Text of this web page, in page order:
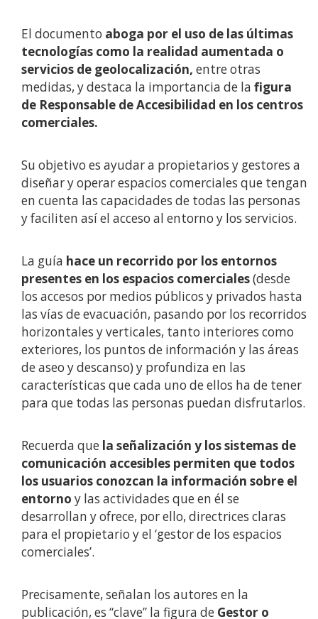
El documento aboga por el uso de las últimas
tecnologías como la realidad aumentada o
servicios de geolocalización, entre otras
medidas, y destaca la importancia de la figura
de Responsable de Accesibilidad en los centros
comerciales.
Su objetivo es ayudar a propietarios y gestores a
diseñar y operar espacios comerciales que tengan
en cuenta las capacidades de todas las personas
y faciliten así el acceso al entorno y los servicios.
La guía hace un recorrido por los entornos
presentes en los espacios comerciales(desde
los accesos por medios públicos y privados hasta
las vías de evacuación, pasando por los recorridos
horizontales y verticales, tanto interiores como
exteriores, los puntos de información y las áreas
de aseo y descanso) y profundiza en las
características que cada uno de ellos ha de tener
para que todas las personas puedan disfrutarlos.
Recuerda que la señalización y los sistemas de
comunicación accesibles permiten que todos
los usuarios conozcan la información sobre el
entorno y las actividades que en él se
desarrollan y ofrece, por ello, directrices claras
para el propietario y el ‘gestor de los espacios
comerciales’.
Precisamente, señalan los autores en la
publicación, es “clave” la figura de Gestor o